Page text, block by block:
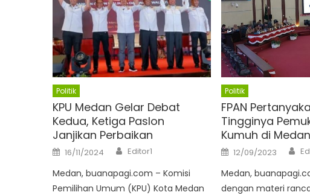
Politik
KPU Medan Gelar Debat
Kedua, Ketiga Paslon
Janjikan Perbaikan
Posted
on
16/11/2024 Author
Editor1
Medan, buanapagi.com – Komisi
Pemilihan Umum (KPU) Kota Medan
Politik
FPAN
Tingginya
Kumuh di Medan
Posted
on
12/09/2023
Medan,
dengan materi